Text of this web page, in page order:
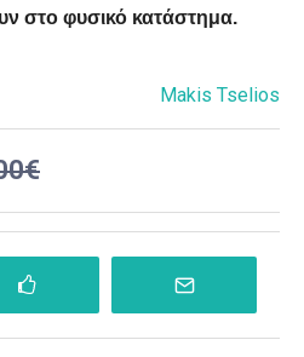
στο φυσικό κατάστημα.
Makis Tselios